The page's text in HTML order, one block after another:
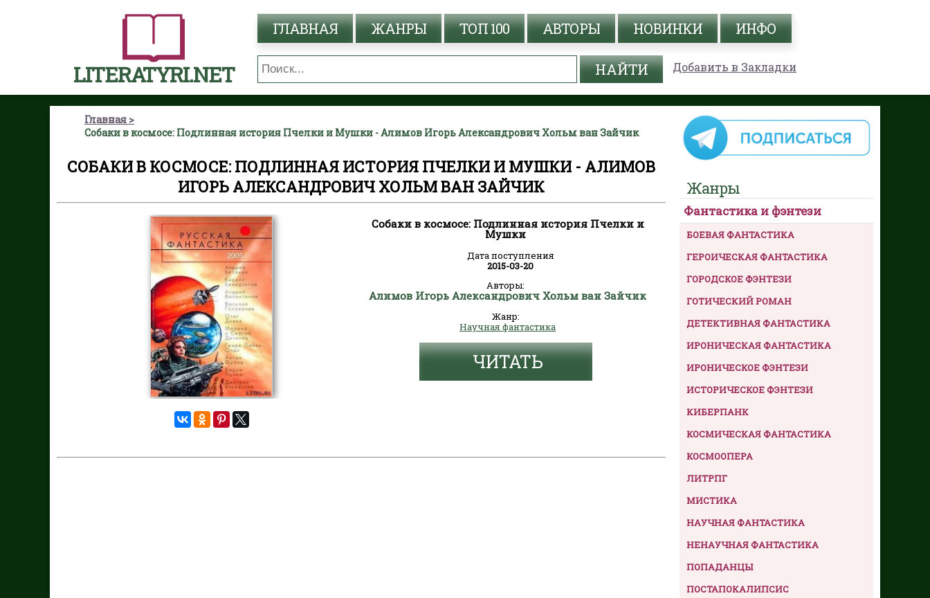
LITERATYRI.NET
ГЛАВНАЯ ЖАНРЫ ТОП 100 АВТОРЫ НОВИНКИ ИНФО
Добавить в Закладки
Главная
Собаки в космосе: Подлинная история Пчелки и Мушки - Алимов Игорь Александрович Хольм ван Зайчик
СОБАКИ В КОСМОСЕ: ПОДЛИННАЯ ИСТОРИЯ ПЧЕЛКИ И МУШКИ - АЛИМОВ
ИГОРЬ АЛЕКСАНДРОВИЧ ХОЛЬМ ВАН ЗАЙЧИК
Собаки в космосе: Подлинная история Пчелки и
Мушки
Дата поступления
2015-03-20
Авторы:
Алимов Игорь Александрович Хольм ван Зайчик
Жанр:
Научная фантастика
ЧИТАТЬ
Жанры
Фантастика и фэнтези
БОЕВАЯ ФАНТАСТИКА
ГЕРОИЧЕСКАЯ ФАНТАСТИКА
ГОРОДСКОЕ ФЭНТЕЗИ
ГОТИЧЕСКИЙ РОМАН
ДЕТЕКТИВНАЯ ФАНТАСТИКА
ИРОНИЧЕСКАЯ ФАНТАСТИКА
ИРОНИЧЕСКОЕ ФЭНТЕЗИ
ИСТОРИЧЕСКОЕ ФЭНТЕЗИ
КИБЕРПАНК
КОСМИЧЕСКАЯ ФАНТАСТИКА
КОСМООПЕРА
ЛИТРПГ
МИСТИКА
НАУЧНАЯ ФАНТАСТИКА
НЕНАУЧНАЯ ФАНТАСТИКА
ПОПАДАНЦЫ
ПОСТАПОКАЛИПСИС